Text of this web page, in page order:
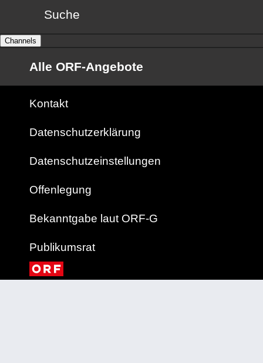
Suche
Channels
Alle ORF-Angebote
Kontakt
Datenschutzerklärung
Datenschutzeinstellungen
Offenlegung
Bekanntgabe laut ORF-G
Publikumsrat